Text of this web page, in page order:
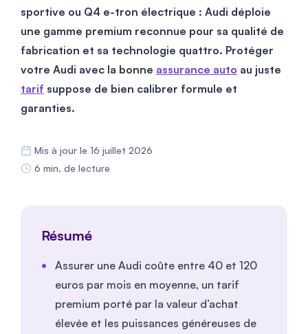
sportive ou Q4 e-tron électrique : Audi déploie
une gamme premium reconnue pour sa qualité de
fabrication et sa technologie quattro. Protéger
votre Audi avec la bonne assurance auto au juste
tarif suppose de bien calibrer formule et
garanties.
Mis à jour le 16 juillet 2026
6 min. de lecture
Résumé
Assurer une Audi coûte entre 40 et 120
euros par mois en moyenne, un tarif
premium porté par la valeur d’achat
élevée et les puissances généreuses de